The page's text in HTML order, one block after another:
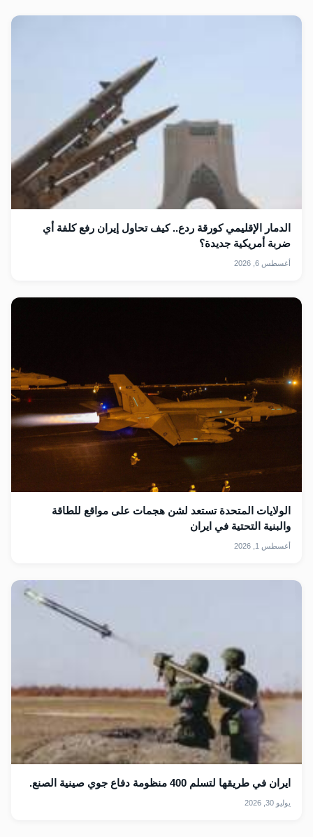
الدمار الإقليمي كورقة ردع.. كيف تحاول إيران رفع كلفة أي
ضربة أمريكية جديدة؟
أغسطس 6, 2026
الولايات المتحدة تستعد لشن هجمات على مواقع للطاقة
والبنية التحتية في ايران
أغسطس 1, 2026
ايران في طريقها لتسلم 400 منظومة دفاع جوي صينية الصنع.
يوليو 30, 2026